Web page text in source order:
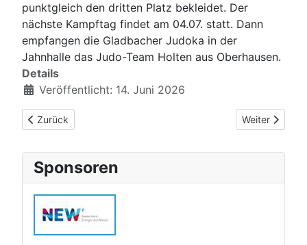
punktgleich den dritten Platz bekleidet. Der
nächste Kampftag findet am 04.07. statt. Dann
empfangen die Gladbacher Judoka in der
Jahnhalle das Judo-Team Holten aus Oberhausen.
Details
Veröffentlicht: 14. Juni 2026
Vorheriger Beitrag: Sieg und Niederlage in der Oberliga der
Zurück Nächster
Weiter
Sponsoren